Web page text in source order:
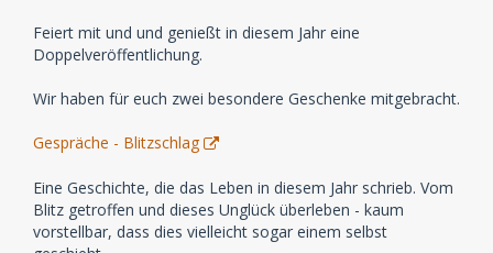
Feiert mit und und genießt in diesem Jahr eine
Doppelveröffentlichung.
Wir haben für euch zwei besondere Geschenke mitgebracht.
Gespräche - Blitzschlag
Eine Geschichte, die das Leben in diesem Jahr schrieb. Vom
Blitz getroffen und dieses Unglück überleben - kaum
vorstellbar, dass dies vielleicht sogar einem selbst